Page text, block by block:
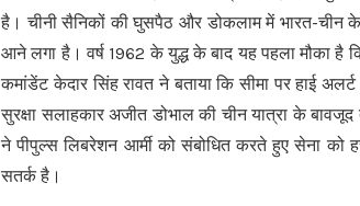
है। चीनी सैनिकों की घुसपैठ और डोकलाम में भारत-चीन
आने लगा है। वर्ष 1962 के युद्ध के बाद यह पहला मौका है
कमांडेंट केदार सिंह रावत ने बताया कि सीमा पर हाई
सुरक्षा सलाहकार अजीत डोभाल की चीन यात्रा के बावजूद
ने पीपुल्स लिबरेशन आर्मी को संबोधित करते हुए सेना को
सतर्क है।